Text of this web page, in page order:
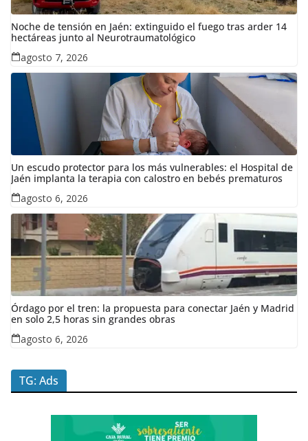
Noche de tensión en Jaén: extinguido el fuego tras arder 14
hectáreas junto al Neurotraumatológico
agosto 7, 2026
Un escudo protector para los más vulnerables: el Hospital de
Jaén implanta la terapia con calostro en bebés prematuros
agosto 6, 2026
Órdago por el tren: la propuesta para conectar Jaén y Madrid
en solo 2,5 horas sin grandes obras
agosto 6, 2026
TG: Ads